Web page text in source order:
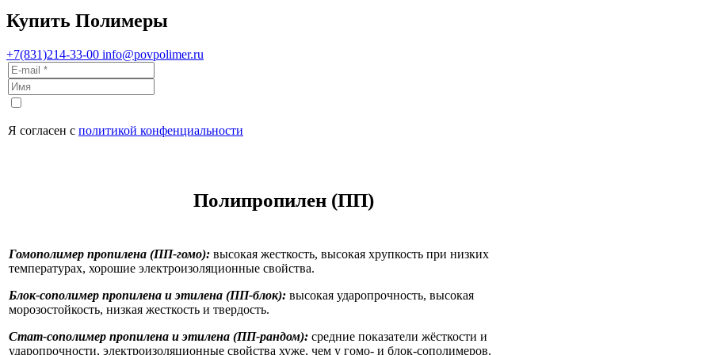
Купить Полимеры
+7(831)214-33-00 info@povpolimer.ru
Я согласен с политикой конфенциальности
Полипропилен (ПП)
Гомополимер пропилена (ПП-гомо): высокая жесткость, высокая хрупкость при низких
температурах, хорошие электроизоляционные свойства.
Блок-сополимер пропилена и этилена (ПП-блок): высокая ударопрочность, высокая
морозостойкость, низкая жесткость и твердость.
Стат-сополимер пропилена и этилена (ПП-рандом): средние показатели жёсткости и
ударопрочности, электроизоляционные свойства хуже, чем у гомо- и блок-сополимеров.